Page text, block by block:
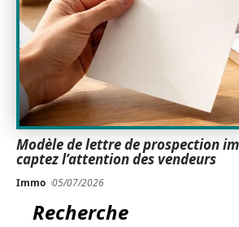
Modèle de lettre de prospection
captez l’attention des vendeurs
Immo 05/07/2026
Recherche